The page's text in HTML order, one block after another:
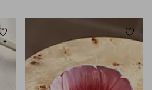
Lisää suosikkeihin Lisää